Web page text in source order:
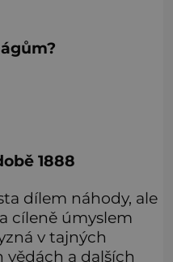
1888
dílem náhody, ale
cíleně úmyslem
v tajných
a dalších